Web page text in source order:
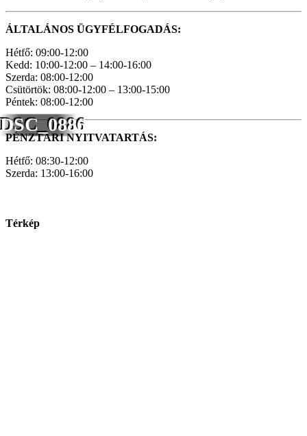
DSC_0886
ÁLTALÁNOS ÜGYFÉLFOGADÁS:
Hétfő: 09:00-12:00
Kedd: 10:00-12:00 – 14:00-16:00
Szerda: 08:00-12:00
Csütörtök: 08:00-12:00 – 13:00-15:00
Péntek: 08:00-12:00
PÉNZTÁRI NYITVATARTÁS:
Hétfő: 08:30-12:00
Szerda: 13:00-16:00
Térkép